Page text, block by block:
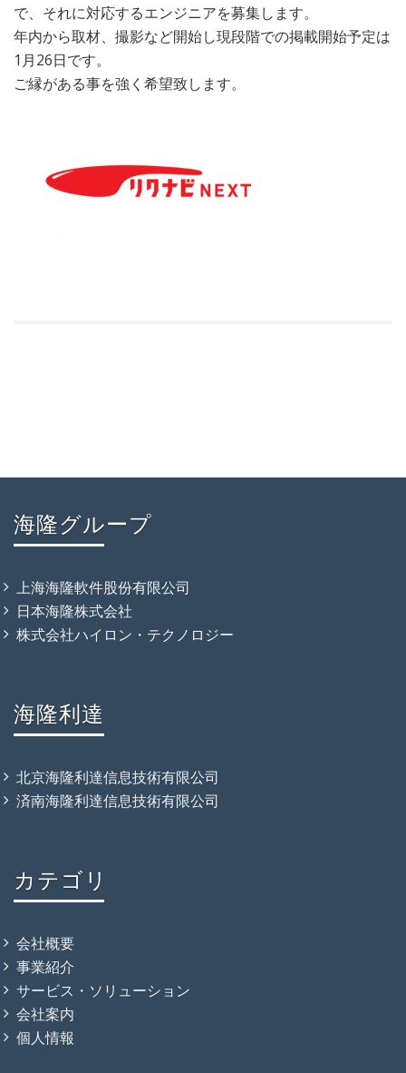
で、それに対応するエンジニアを募集します。
年内から取材、撮影など開始し現段階での掲載開始予定は
1月26日です。
ご縁がある事を強く希望致します。
海隆グループ
上海海隆軟件股份有限公司
日本海隆株式会社
株式会社ハイロン・テクノロジー
海隆利達
北京海隆利達信息技術有限公司
済南海隆利達信息技術有限公司
カテゴリ
会社概要
事業紹介
サービス・ソリューション
会社案内
個人情報